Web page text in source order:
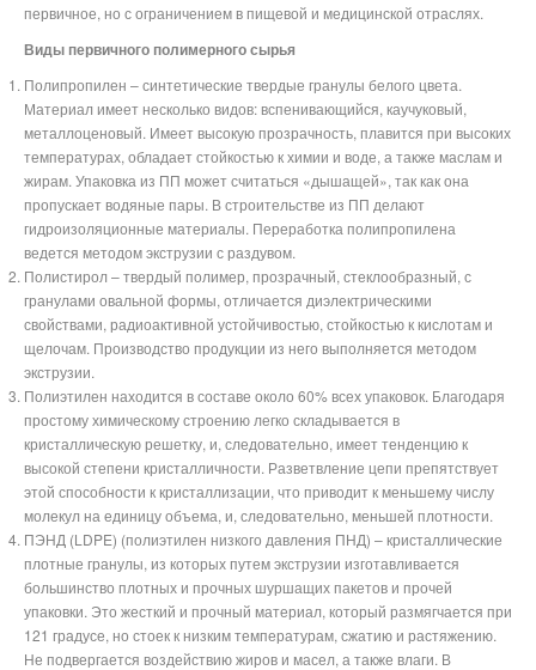
первичное, но с ограничением в пищевой и медицинской отраслях.
Виды первичного полимерного сырья
Полипропилен – синтетические твердые гранулы белого цвета.
Материал имеет несколько видов: вспенивающийся, каучуковый,
металлоценовый. Имеет высокую прозрачность, плавится при высоких
температурах, обладает стойкостью к химии и воде, а также маслам и
жирам. Упаковка из ПП может считаться «дышащей», так как она
пропускает водяные пары. В строительстве из ПП делают
гидроизоляционные материалы. Переработка полипропилена
ведется методом экструзии с раздувом.
Полистирол – твердый полимер, прозрачный, стеклообразный, с
гранулами овальной формы, отличается диэлектрическими
свойствами, радиоактивной устойчивостью, стойкостью к кислотам и
щелочам. Производство продукции из него выполняется методом
экструзии.
Полиэтилен находится в составе около 60% всех упаковок. Благодаря
простому химическому строению легко складывается в
кристаллическую решетку, и, следовательно, имеет тенденцию к
высокой степени кристалличности. Разветвление цепи препятствует
этой способности к кристаллизации, что приводит к меньшему числу
молекул на единицу объема, и, следовательно, меньшей плотности.
ПЭНД (LDPE) (полиэтилен низкого давления ПНД) – кристаллические
плотные гранулы, из которых путем экструзии изготавливается
большинство плотных и прочных шуршащих пакетов и прочей
упаковки. Это жесткий и прочный материал, который размягчается при
121 градусе, но стоек к низким температурам, сжатию и растяжению.
Не подвергается воздействию жиров и масел, а также влаги. В